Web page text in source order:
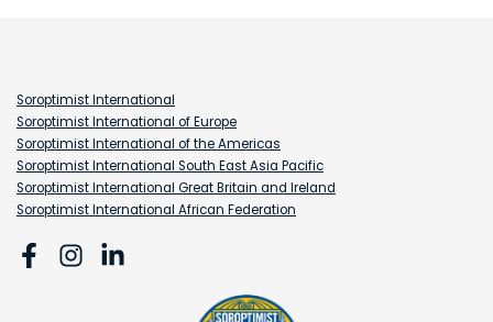
Soroptimist International
Soroptimist International of Europe
Soroptimist International of the Americas
Soroptimist International South East Asia Pacific
Soroptimist International Great Britain and Ireland
Soroptimist International African Federation